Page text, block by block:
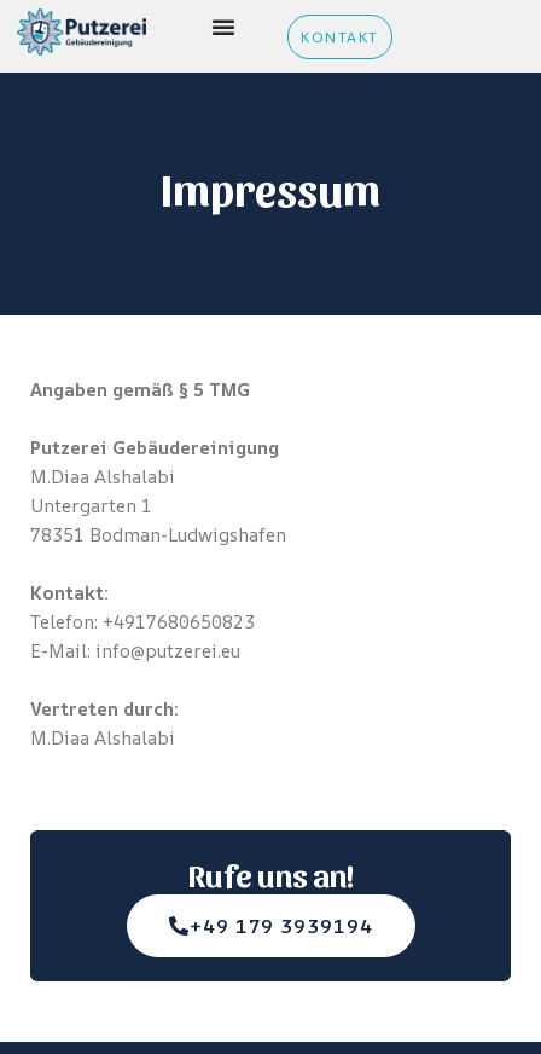
Zum
Inhalt
springen
KONTAKT
Impressum
Angaben gemäß § 5 TMG
Putzerei Gebäudereinigung
M.Diaa Alshalabi
Untergarten 1
78351 Bodman-Ludwigshafen
Kontakt:
Telefon: +4917680650823
E-Mail: info@putzerei.eu
Vertreten durch:
M.Diaa Alshalabi
Rufe uns an!
+49 179 3939194